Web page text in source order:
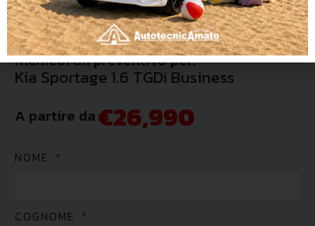
Richiedi un preventivo per:
Kia Sportage 1.6 TGDi Business
A partire da€26,990
NOME
COGNOME